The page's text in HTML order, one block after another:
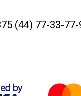
(44) 77-33-77-